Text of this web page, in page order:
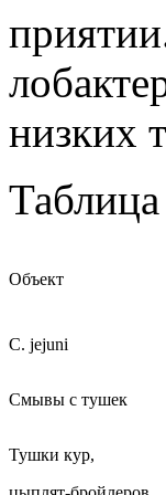
низких
Объект
С. jejuni
Смывы с тушек
Тушки кур,